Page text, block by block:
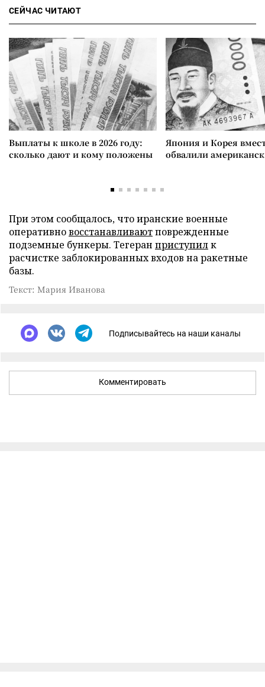
СЕЙЧАС ЧИТАЮТ
Выплаты к школе в 2026 году:
сколько дают и кому положены
Япония и Корея
обвалили
При этом сообщалось, что иранские военные
оперативновосстанавливаютповрежденные
подземные бункеры. Тегеран приступилк
расчистке заблокированных входов на ракетные
базы.
Текст: Мария Иванова
Подписывайтесь на наши каналы
Комментировать